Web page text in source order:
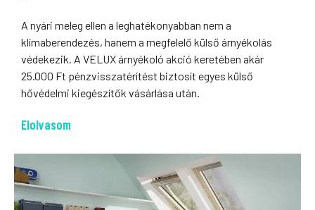
A nyári meleg ellen a leghatékonyabban nem a
klímaberendezés, hanem a megfelelő külső árnyékolás
védekezik. A VELUX árnyékoló akció keretében akár
25.000 Ft pénzvisszatérítést biztosít egyes külső
hővédelmi kiegészítők vásárlása után.
Elolvasom